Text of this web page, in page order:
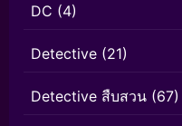
DC (4)
Detective (21)
Detective สืบสวน (67)